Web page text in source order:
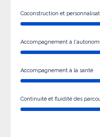
Coconstruction et
Accompagnement à
Accompagnement à la santé
Continuité et fluidité des